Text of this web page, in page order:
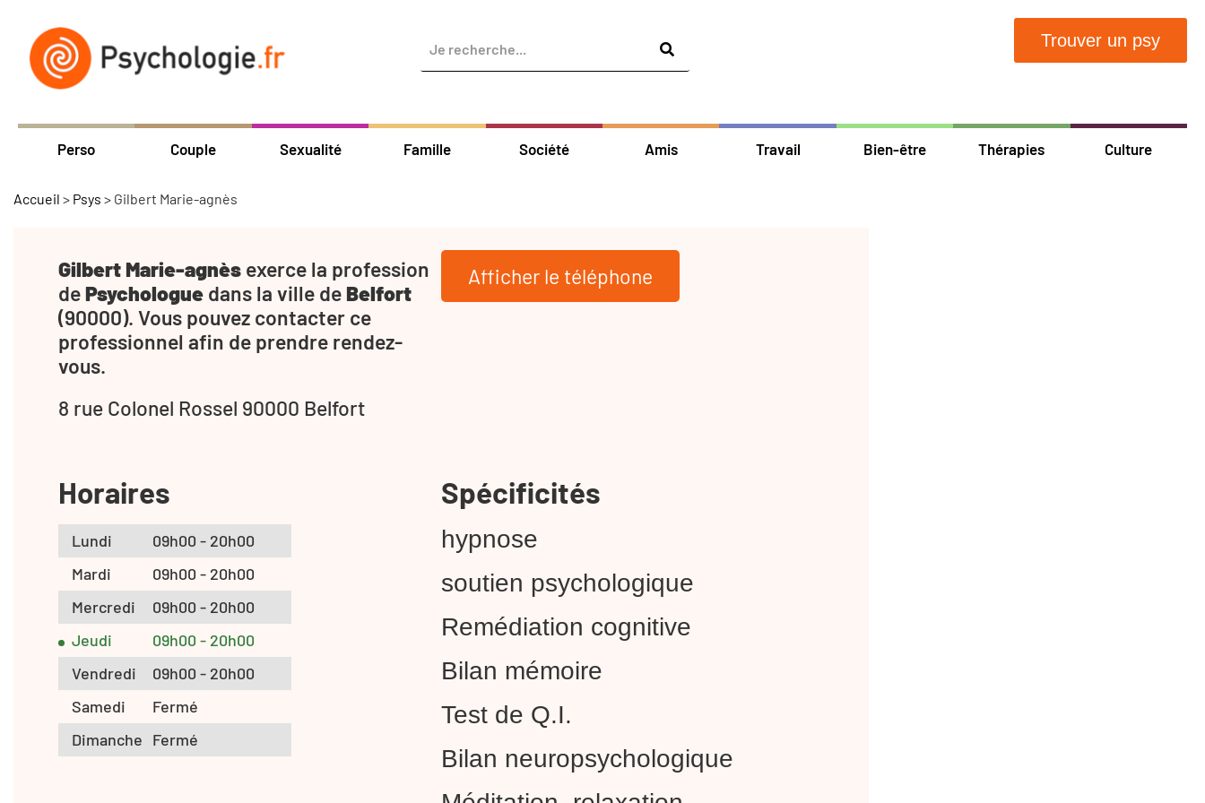
Trouver un psy
Perso Couple Sexualité Famille Société Amis Travail Bien-être Thérapies Culture
Accueil > Psys > Gilbert Marie-agnès
Gilbert Marie-agnès exerce la profession
dePsychologue dans la ville de Belfort
(90000). Vous pouvez contacter ce
professionnel afin de prendre rendez-
vous.
8 rue Colonel Rossel 90000 Belfort
Afficher le téléphone
Horaires
Lundi
09h00 - 20h00
Mardi
09h00 - 20h00
Mercredi
09h00 - 20h00
Jeudi
09h00 - 20h00
Vendredi
09h00 - 20h00
Samedi
Fermé
Dimanche Fermé
Spécificités
hypnose
soutien psychologique
Remédiation cognitive
Bilan mémoire
Test de Q.I.
Bilan neuropsychologique